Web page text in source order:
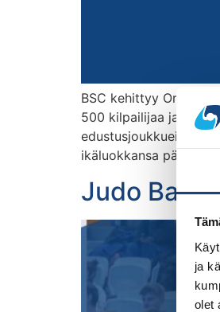
ja
olet
BSC kehittyy
500 kilpailijaa ja
edustusjoukkueisiin.
ikäluokkansa
Judo